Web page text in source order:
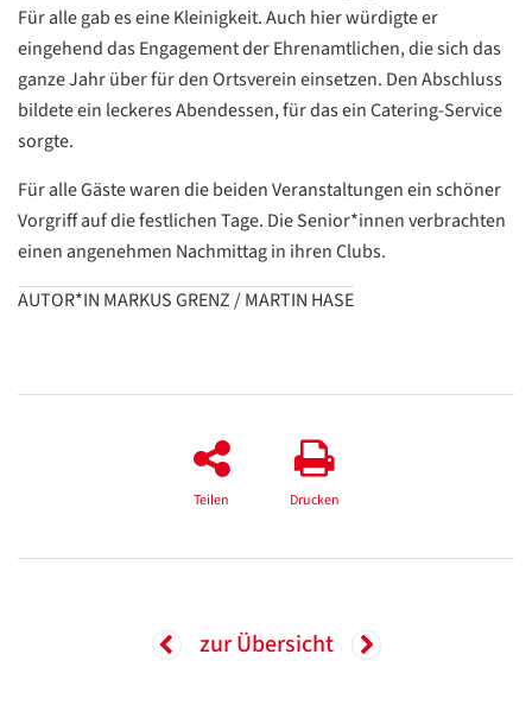
Für alle gab es eine Kleinigkeit. Auch hier würdigte er
eingehend das Engagement der Ehrenamtlichen, die sich das
ganze Jahr über für den Ortsverein einsetzen. Den Abschluss
bildete ein leckeres Abendessen, für das ein Catering-Service
sorgte.
Für alle Gäste waren die beiden Veranstaltungen ein schöner
Vorgriff auf die festlichen Tage. Die Senior*innen verbrachten
einen angenehmen Nachmittag in ihren Clubs.
AUTOR*IN MARKUS GRENZ / MARTIN HASE
Teilen Drucken
zur Übersicht
Google
Datenschutzerklärung
Übersetzen
/